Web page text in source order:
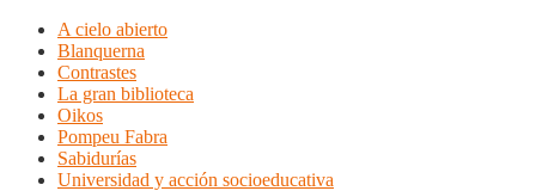
A cielo abierto
Blanquerna
Contrastes
La gran biblioteca
Oikos
Pompeu Fabra
Sabidurías
Universidad y acción socioeducativa